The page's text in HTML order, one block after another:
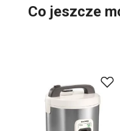
Co jeszcze